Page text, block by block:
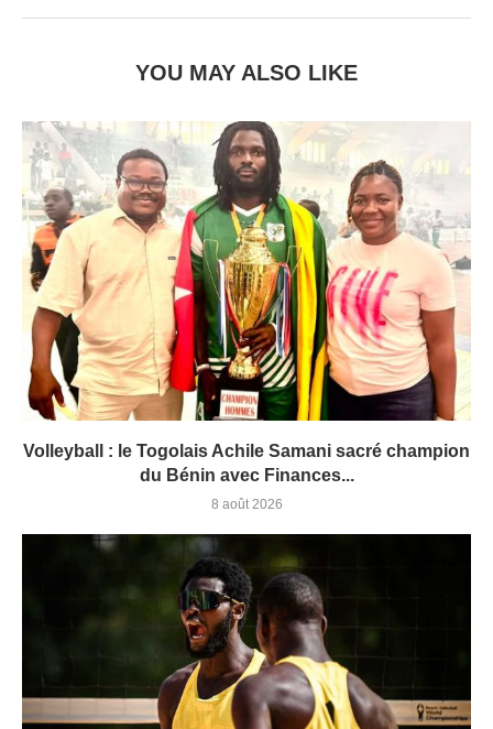
YOU MAY ALSO LIKE
Volleyball : le Togolais Achile Samani sacré champion
du Bénin avec Finances...
8 août 2026